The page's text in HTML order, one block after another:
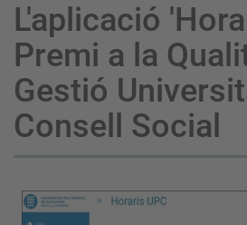
L'aplicació
Premi a la
Gestió
Consell Social